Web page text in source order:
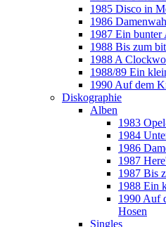
1985 Disco in
1986
1987 Ein bunter
1988 Bis zum
1988 A
1988/89 Ein
1990 Auf dem
Diskographie
Alben
1983
1984
1986
1987
1987 Bis
1988 Ein
1990 Auf
Hosen
Singles